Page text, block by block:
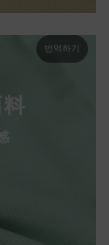
번역하기